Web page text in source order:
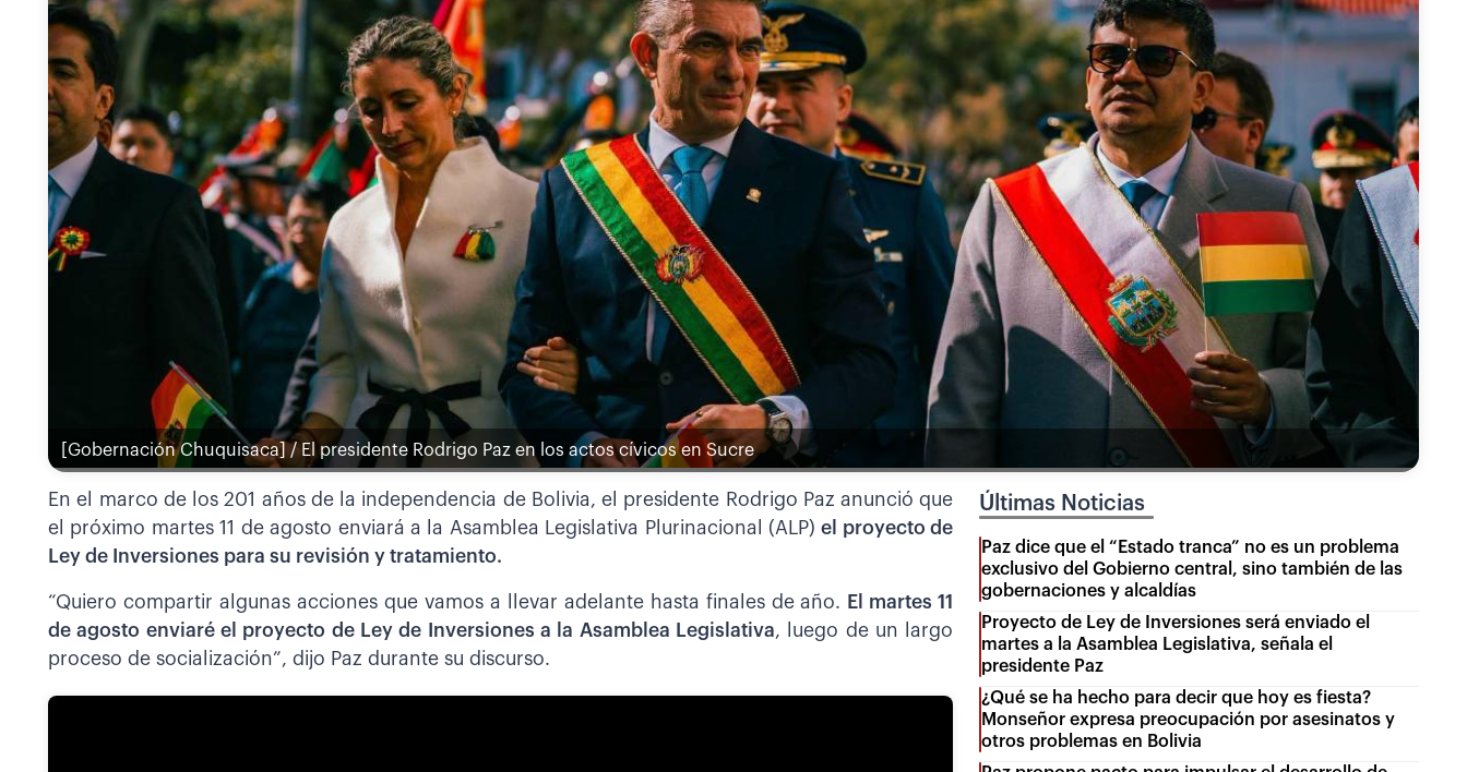
[Gobernación Chuquisaca] / El presidente Rodrigo Paz en los actos cívicos en Sucre
En el marco de los 201 años de la independencia de Bolivia, el presidente Rodrigo Paz anunció que
el próximo martes 11 de agosto enviará a la Asamblea Legislativa Plurinacional (ALP)el proyecto de
Ley de Inversiones para su revisión y tratamiento.
“Quiero compartir algunas acciones que vamos a llevar adelante hasta finales de año. El martes 11
de agosto enviaré el proyecto de Ley de Inversiones a la Asamblea Legislativa, luego de un largo
proceso de socialización”, dijo Paz durante su discurso.
Últimas Noticias
Paz dice que el “Estado tranca” no es un problema
exclusivo del Gobierno central, sino también de las
gobernaciones y alcaldías
Proyecto de Ley de Inversiones será enviado el
martes a la Asamblea Legislativa, señala el
presidente Paz
¿Qué se ha hecho para decir que hoy es fiesta?
Monseñor expresa preocupación por asesinatos y
otros problemas en Bolivia